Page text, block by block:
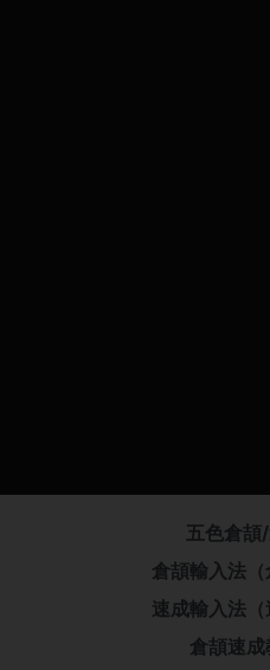
五色倉頡
倉頡輸入法（
速成輸入法（
倉頡速